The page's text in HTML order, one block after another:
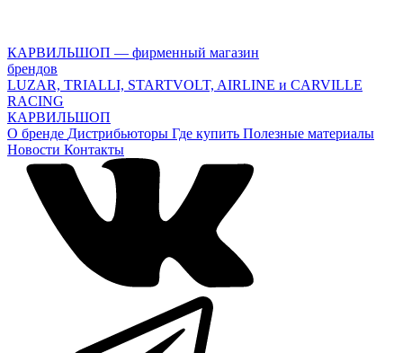
КАРВИЛЬШОП — фирменный магазин
брендов
LUZAR, TRIALLI, STARTVOLT, AIRLINE и CARVILLE
RACING
КАРВИЛЬШОП
О бренде Дистрибьюторы Где купить Полезные материалы
Новости Контакты